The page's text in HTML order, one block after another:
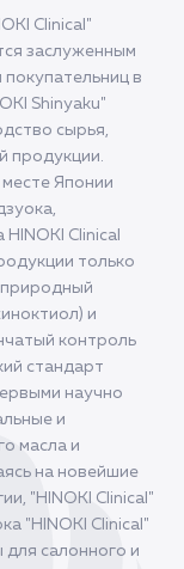
Clinical"
заслуженным
в
Shinyaku"
сырья,
продукции.
Японии
Clinical
только
и
контроль
стандарт
научно
и
масла и
на новейшие
"HINOKI Clinical"
"HINOKI Clinical"
салонного и